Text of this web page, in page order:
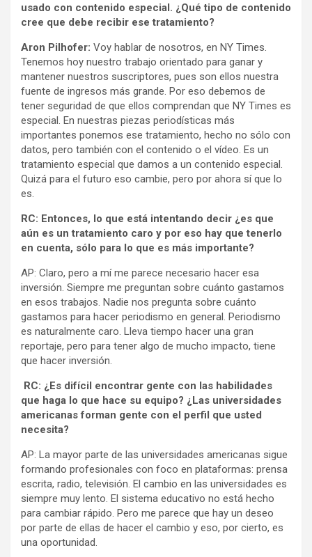
usado con contenido especial. ¿Qué tipo de contenido
cree que debe recibir ese tratamiento?
Aron Pilhofer: Voy hablar de nosotros, en NY Times.
Tenemos hoy nuestro trabajo orientado para ganar y
mantener nuestros suscriptores, pues son ellos nuestra
fuente de ingresos más grande. Por eso debemos de
tener seguridad de que ellos comprendan que NY Times es
especial. En nuestras piezas periodísticas más
importantes ponemos ese tratamiento, hecho no sólo con
datos, pero también con el contenido o el vídeo. Es un
tratamiento especial que damos a un contenido especial.
Quizá para el futuro eso cambie, pero por ahora sí que lo
es.
RC: Entonces, lo que está intentando decir ¿es que
aún es un tratamiento caro y por eso hay que tenerlo
en cuenta, sólo para lo que es más importante?
AP: Claro, pero a mí me parece necesario hacer esa
inversión. Siempre me preguntan sobre cuánto gastamos
en esos trabajos. Nadie nos pregunta sobre cuánto
gastamos para hacer periodismo en general. Periodismo
es naturalmente caro. Lleva tiempo hacer una gran
reportaje, pero para tener algo de mucho impacto, tiene
que hacer inversión.
RC: ¿Es difícil encontrar gente con las habilidades
que haga lo que hace su equipo? ¿Las universidades
americanas forman gente con el perfil que usted
necesita?
AP: La mayor parte de las universidades americanas sigue
formando profesionales con foco en plataformas: prensa
escrita, radio, televisión. El cambio en las universidades es
siempre muy lento. El sistema educativo no está hecho
para cambiar rápido. Pero me parece que hay un deseo
por parte de ellas de hacer el cambio y eso, por cierto, es
una oportunidad.